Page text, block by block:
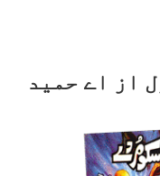
از اے حمید